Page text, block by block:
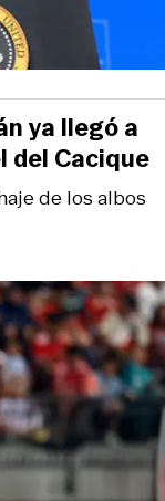
de los albos
ya llegó a
del Cacique